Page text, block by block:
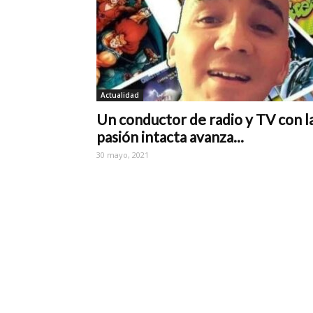
Actualidad
Un conductor de radio y TV con
pasión intacta avanza...
30 mayo, 2021